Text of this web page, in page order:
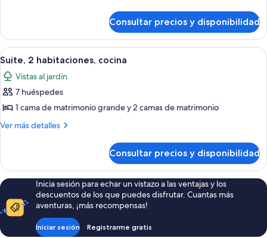
habitación,
cocina
Deluxe,
habitación,
cocina
Consultar precios y disponibilidad
Abrir
todas
las
fotos
de
Suite,
cocina
Un dormitorio con cama, mesita de
21
Suite, 2 habitaciones, cocina
Vistas al jardín
7 huéspedes
1 cama de matrimonio grande y 2 camas de matrimonio
Ver más detalles
Más
2
habitaciones,
cocina
Consultar precios y disponibilidad
Inicia sesión para echar un vistazo a las ventajas y los
descuentos de los que puedes disfrutar. Cuantas más
aventuras, ¡más recompensas!
Iniciar sesión Registrarme gratis